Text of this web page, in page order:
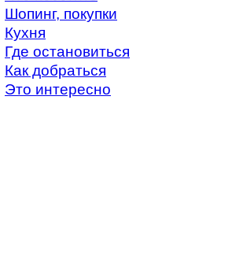
Шопинг, покупки
Кухня
Где остановиться
Как добраться
Это интересно